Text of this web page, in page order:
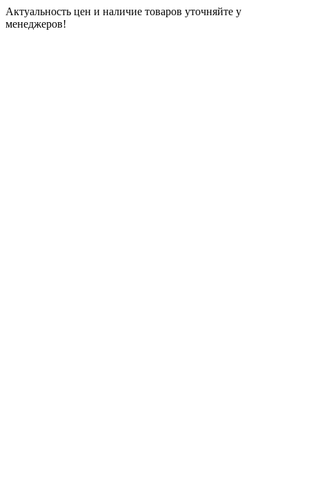
Актуальность цен и наличие товаров уточняйте у
менеджеров!